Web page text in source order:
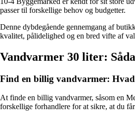
passer til forskellige behov og budgetter.
Denne dybdegående gennemgang af
kvalitet, pålidelighed og en bred vifte af
Vandvarmer 30 liter:
Find en billig vandvarmer:
At finde en billig vandvarmer, såsom en
forskellige forhandlere for at sikre, at du